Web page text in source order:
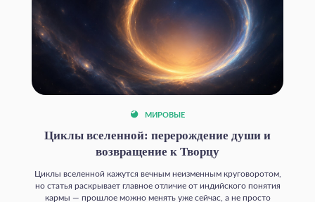
МИРОВЫЕ
Циклы вселенной: перерождение души и
возвращение к Творцу
Циклы вселенной кажутся вечным неизменным круговоротом,
но статья раскрывает главное отличие от индийского понятия
кармы — прошлое можно менять уже сейчас, а не просто